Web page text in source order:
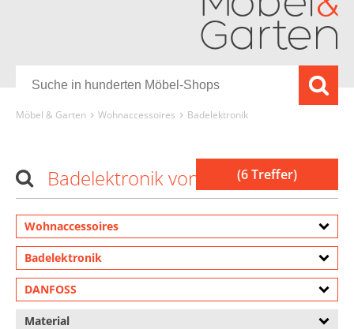
Möbel & Garten Wohnaccessoires Badelektronik
(6 Treffer)
Badelektronik von DANFOSS
Wohnaccessoires
Badelektronik
DANFOSS
Material